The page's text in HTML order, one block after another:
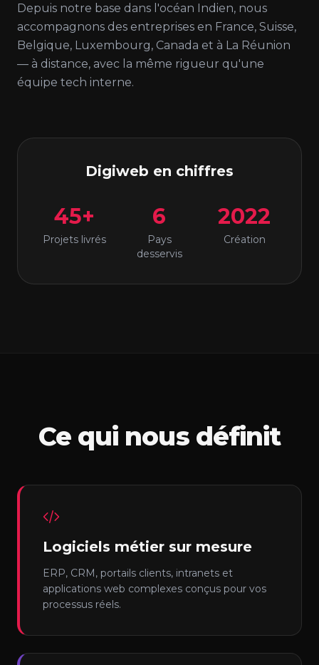
Depuis notre base dans l'océan Indien, nous
accompagnons des entreprises en France, Suisse,
Belgique, Luxembourg, Canada et à La Réunion
— à distance, avec la même rigueur qu'une
équipe tech interne.
Digiweb en chiffres
45+
Projets livrés
6
Pays
desservis
2022
Création
Ce qui nous définit
Logiciels métier sur mesure
ERP, CRM, portails clients, intranets et
applications web complexes conçus pour vos
processus réels.